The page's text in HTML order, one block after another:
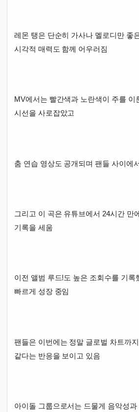
레몬 탱은 단순히 가사나 멜로디만 좋
시각적 매력도 함께 어우러짐
MV에서는 빨간색과 노란색이 주를 이
시선을 사로잡았고
춤 연습 영상도 공개되며 팬들 사이에
그리고 이 곡은 유튜브에서 24시간 만
기록을 세움
이전 앨범 루드!도 높은 조회수를 기록
빠르게 성장 중임
팬들은 이번에는 정말 글로벌 차트까
같다는 반응을 보이고 있음
아이돌 그룹으로서는 드물게 음악성